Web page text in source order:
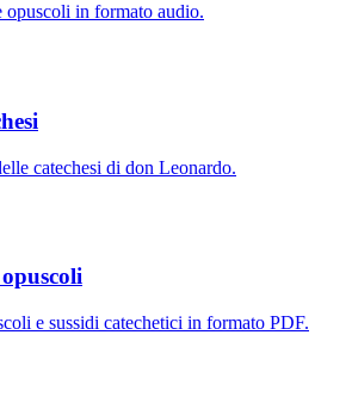
opuscoli in formato audio.
catechesi di don Leonardo.
e sussidi catechetici in formato PDF.